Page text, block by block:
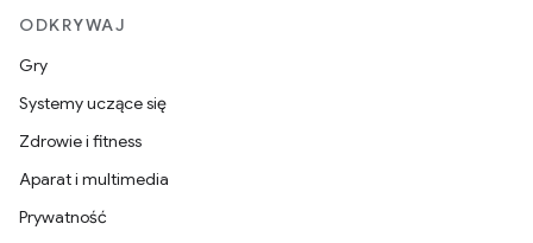
ODKRYWAJ
Gry
Systemy uczące się
Zdrowie i fitness
Aparat i multimedia
Prywatność